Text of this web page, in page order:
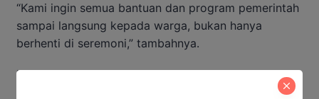
“Kami ingin semua bantuan dan program pemerintah
sampai langsung kepada warga, bukan hanya
berhenti di seremoni,” tambahnya.
Baca Juga: